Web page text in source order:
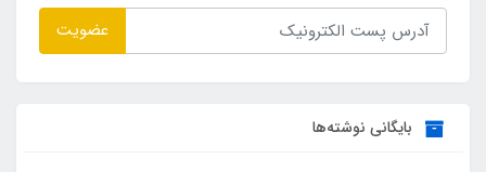
عضویت
بایگانی نوشته‌ها